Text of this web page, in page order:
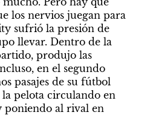
los nervios juegan para
sufrió la presión de
llevar. Dentro de la
produjo las
en el segundo
pasajes de su fútbol
pelota circulando en
poniendo al rival en